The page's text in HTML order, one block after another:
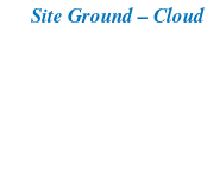
e
Site Ground –